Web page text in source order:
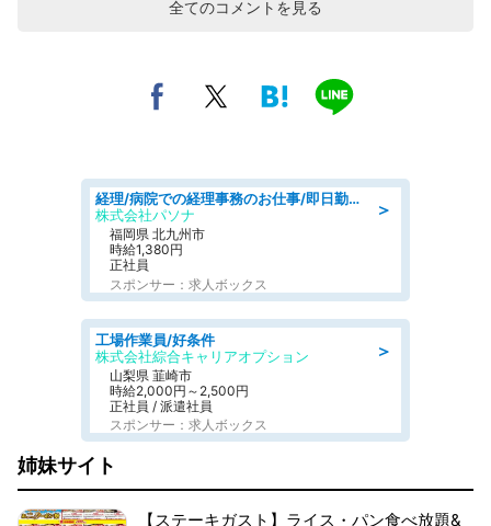
全てのコメントを見る
＞
経理/病院での経理事務のお仕事/即日勤務可/車通勤可/経理/一般事務
株式会社パソナ
福岡県 北九州市
時給1,380円
正社員
スポンサー：求人ボックス
＞
工場作業員/好条件
株式会社綜合キャリアオプション
山梨県 韮崎市
時給2,000円～2,500円
正社員 / 派遣社員
スポンサー：求人ボックス
姉妹サイト
【ステーキガスト】ライス・パン食べ放題&